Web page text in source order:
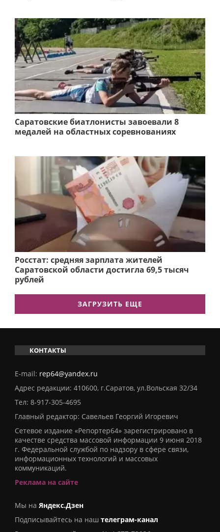
Саратовские биатлонисты завоевали 8
медалей на областных соревнованиях
Росстат: средняя зарплата жителей
Саратовской области достигла 69,5 тысяч
рублей
ЗАГРУЗИТЬ ЕЩЕ
КОНТАКТЫ
E-mail: rep64@yandex.ru
Адрес редакции: 410600, г.Саратов, ул.Вольская 32/34
Тел: 8-917-305-4695
Главный редактор: Савельев Георгий Игоревич
Сетевое издание «Репортер64» зарегистрировано в
качестве средства массовой информации 9 июня 2018
г. Федеральной службой по надзору в сфере связи,
информационных технологий и массовых
коммуникаций.
Реклама на сайте
Мы на Яндекс.Дзен
Подписывайтесь на наш телеграм-канал